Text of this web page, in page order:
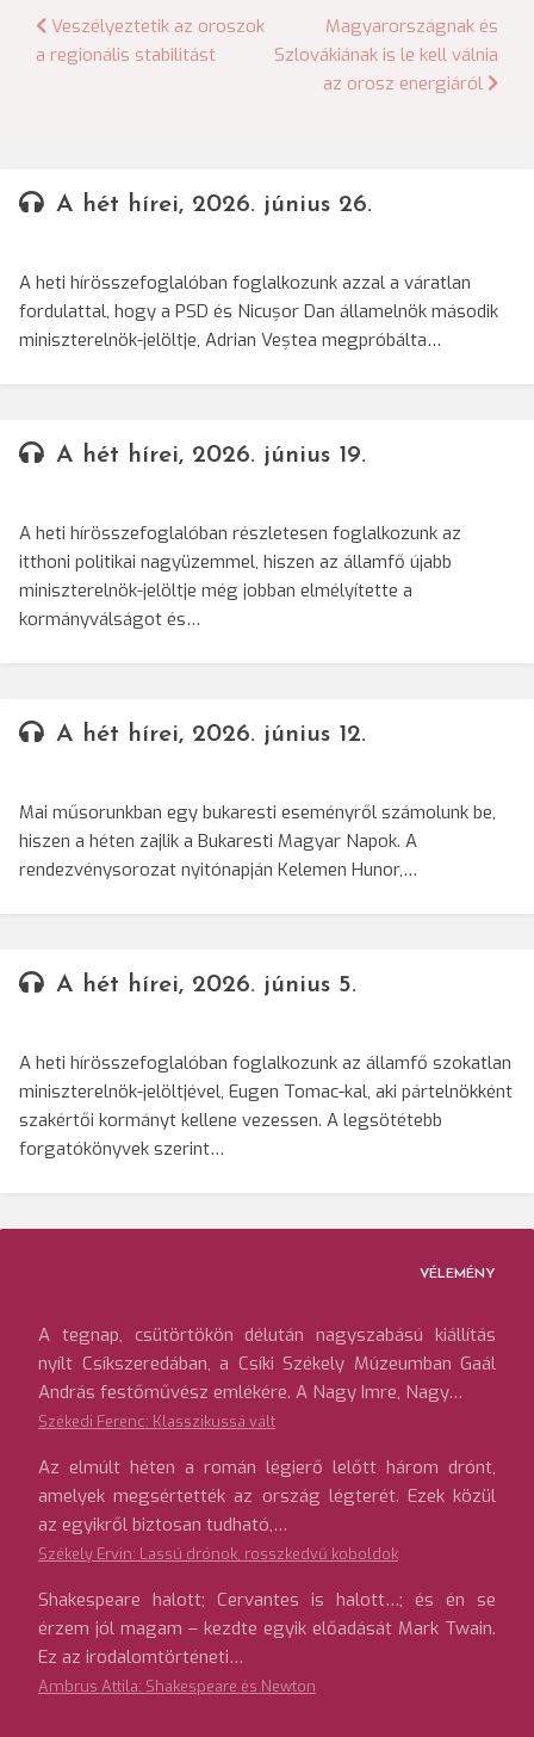
Bejegyzés
navigáció
Veszélyeztetik az oroszok
a regionális stabilitást
Magyarországnak és
Szlovákiának is le kell válnia
az orosz energiáról
A hét hírei, 2026. június 26.
A heti hírösszefoglalóban foglalkozunk azzal a váratlan
fordulattal, hogy a PSD és Nicușor Dan államelnök második
miniszterelnök-jelöltje, Adrian Veștea megpróbálta…
A hét hírei, 2026. június 19.
A heti hírösszefoglalóban részletesen foglalkozunk az
itthoni politikai nagyüzemmel, hiszen az államfő újabb
miniszterelnök-jelöltje még jobban elmélyítette a
kormányválságot és…
A hét hírei, 2026. június 12.
Mai műsorunkban egy bukaresti eseményről számolunk be,
hiszen a héten zajlik a Bukaresti Magyar Napok. A
rendezvénysorozat nyitónapján Kelemen Hunor,…
A hét hírei, 2026. június 5.
A heti hírösszefoglalóban foglalkozunk az államfő szokatlan
miniszterelnök-jelöltjével, Eugen Tomac-kal, aki pártelnökként
szakértői kormányt kellene vezessen. A legsötétebb
forgatókönyvek szerint…
VÉLEMÉNY
A tegnap, csütörtökön délután nagyszabású kiállítás
nyílt Csíkszeredában, a Csíki Székely Múzeumban Gaál
András festőművész emlékére. A Nagy Imre, Nagy…
Székedi Ferenc: Klasszikussá vált
Az elmúlt héten a román légierő lelőtt három drónt,
amelyek megsértették az ország légterét. Ezek közül
az egyikről biztosan tudható,…
Székely Ervin: Lassú drónok, rosszkedvű koboldok
Shakespeare halott; Cervantes is halott…; és én se
érzem jól magam – kezdte egyik előadását Mark Twain.
Ez az irodalomtörténeti…
Ambrus Attila: Shakespeare és Newton